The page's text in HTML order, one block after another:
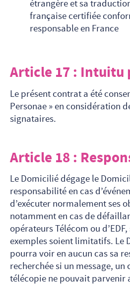
étrangère et sa
française certifiée
responsable en France
Article 17 : Intuitu
Le présent contrat a été
Personae » en considération
signataires.
Article 18 :
Le Domicilié dégage le
responsabilité en cas
d’exécuter normalement ses
notamment en cas de
opérateurs Télécom ou
exemples soient limitatifs. Le
pourra voir en aucun cas sa
recherchée si un message, un
télécopie ne pouvait parvenir